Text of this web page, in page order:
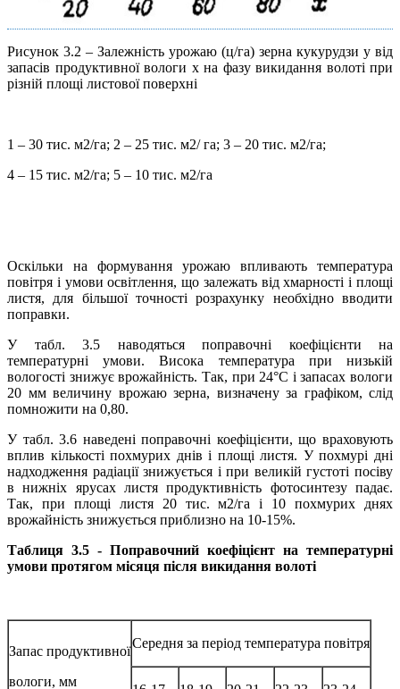
Рисунок 3.2 – Залежність урожаю (ц/га) зерна кукурудзи y від
запасів продуктивної вологи х на фазу викидання волоті при
різній площі листової поверхні
1 – 30 тис. м2/га; 2 – 25 тис. м2/ га; 3 – 20 тис. м2/га;
4 – 15 тис. м2/га; 5 – 10 тис. м2/га
Оскільки на формування урожаю впливають температура
повітря і умови освітлення, що залежать від хмарності і площі
листя, для більшої точності розрахунку необхідно вводити
поправки.
У табл. 3.5 наводяться поправочні коефіцієнти на
температурні умови. Висока температура при низькій
вологості знижує врожайність. Так, при 24°С і запасах вологи
20 мм величину врожаю зерна, визначену за графіком, слід
помножити на 0,80.
У табл. 3.6 наведені поправочні коефіцієнти, що враховують
вплив кількості похмурих днів і площі листя. У похмурі дні
надходження радіації знижується і при великій густоті посіву
в нижніх ярусах листя продуктивність фотосинтезу падає.
Так, при площі листя 20 тис. м2/га і 10 похмурих днях
врожайність знижується приблизно на 10-15%.
Таблиця 3.5 - Поправочний коефіцієнт на температурні
умови протягом місяця після викидання волоті
Запас продуктив­ної
вологи, мм
Середня за період температура повітря